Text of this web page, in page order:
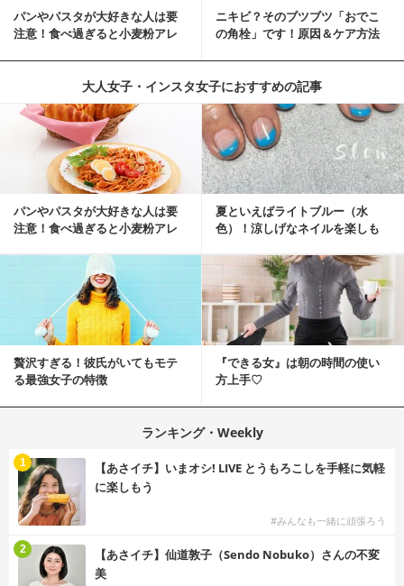
パンやパスタが大好きな人は要
注意！食べ過ぎると小麦粉アレ
ニキビ？そのブツブツ「おでこ
の角栓」です！原因＆ケア方法
大人女子・インスタ女子におすすめの記事
パンやパスタが大好きな人は要
注意！食べ過ぎると小麦粉アレ
夏といえばライトブルー（水
色）！涼しげなネイルを楽しも
贅沢すぎる！彼氏がいてもモテ
る最強女子の特徴
『できる女』は朝の時間の使い
方上手♡
ランキング・Weekly
【あさイチ】いまオシ! LIVE とうもろこしを手軽に気軽
に楽しもう
#みんなも一緒に頑張ろう
1
【あさイチ】仙道敦子（Sendo Nobuko）さんの不変
美
2